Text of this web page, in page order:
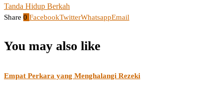
Tanda Hidup Berkah
Share 0 FacebookTwitterWhatsappEmail
You may also like
Empat Perkara yang Menghalangi Rezeki